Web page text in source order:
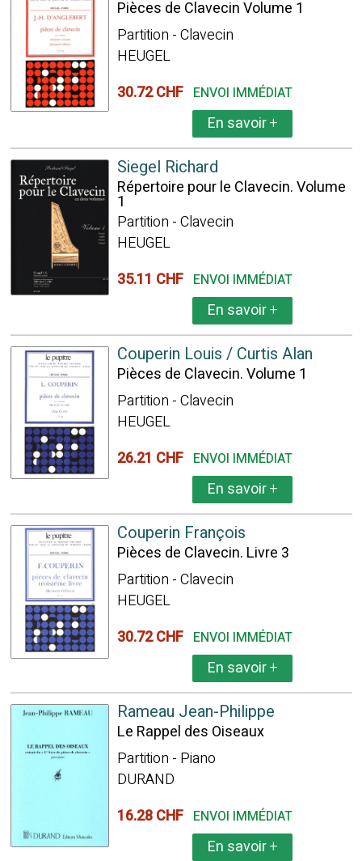
Pièces de Clavecin Volume 1
Partition - Clavecin
HEUGEL
30.72 CHF ENVOI IMMÉDIAT
En savoir+
Siegel Richard
Répertoire pour le Clavecin. Volume
1
Partition - Clavecin
HEUGEL
35.11 CHF ENVOI IMMÉDIAT
En savoir+
Couperin Louis / Curtis Alan
Pièces de Clavecin. Volume 1
Partition - Clavecin
HEUGEL
26.21 CHF ENVOI IMMÉDIAT
En savoir+
Couperin François
Pièces de Clavecin. Livre 3
Partition - Clavecin
HEUGEL
30.72 CHF ENVOI IMMÉDIAT
En savoir+
Rameau Jean-Philippe
Le Rappel des Oiseaux
Partition - Piano
DURAND
16.28 CHF ENVOI IMMÉDIAT
En savoir+